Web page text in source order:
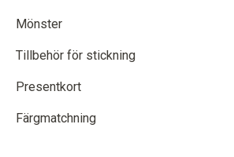
Mönster
Tillbehör för stickning
Presentkort
Färgmatchning